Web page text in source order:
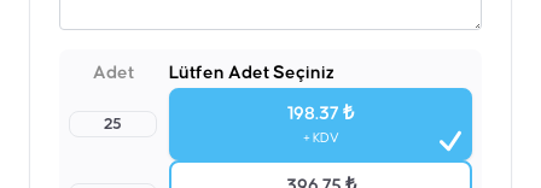
Adet Lütfen Adet Seçiniz
25
198.37 ₺
+ KDV